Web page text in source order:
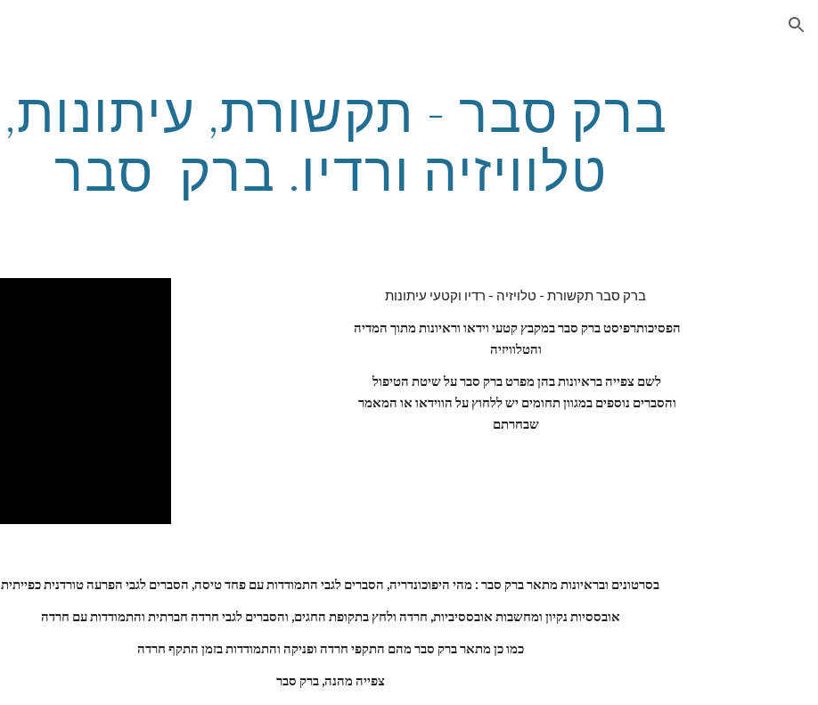
טלוויזיה ורדיו. ברק  סבר
ברק סבר תקשורת - טלויזיה - רדיו וקטעי עיתונות
והטלוויזיה
לשם צפייה בראיונות בהן מפרט ברק סבר על שיטת הטיפול
שבחרתם
בסרטונים ובראיונות מתאר ברק סבר : מהי היפוכונדריה, הסברים לגבי התמודדות עם פחד טיסה, הסברים לגבי הפרעה טורדנית כפייתית
אובססיות נקיון ומחשבות אובססיביות, חרדה ולחץ בתקופת החגים, והסברים לגבי חרדה חברתית והתמודדות עם חרדה
כמו כן מתאר ברק סבר מהם התקפי חרדה ופניקה והתמודדות בזמן התקף חרדה
צפייה מהנה, ברק סבר